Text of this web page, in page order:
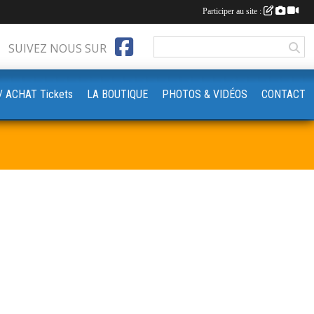
SUIVEZ NOUS SUR
ACHAT Tickets LA BOUTIQUE PHOTOS & VIDÉOS CONTACT
Participer au site :